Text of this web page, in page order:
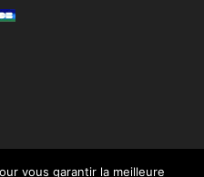
vous garantir la meilleure